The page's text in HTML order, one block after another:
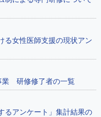
る女性医師支援の現状アン
業 研修修了者の一覧
るアンケート」集計結果の